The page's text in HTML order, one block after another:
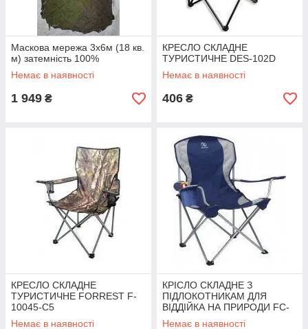
Маскова мережа 3х6м (18 кв.
м) затемність 100%
Немає в наявності
1 949 ₴
КРЕСЛО СКЛАДНЕ
ТУРИСТИЧНЕ DES-102D
Немає в наявності
406 ₴
КРЕСЛО СКЛАДНЕ
ТУРИСТИЧНЕ FORREST F-
10045-C5
Немає в наявності
КРІСЛО СКЛАДНЕ З
ПІДЛОКОТНИКАМ ДЛЯ
ВІДДІЙКА НА ПРИРОДИ FC-
74096806
Немає в наявності